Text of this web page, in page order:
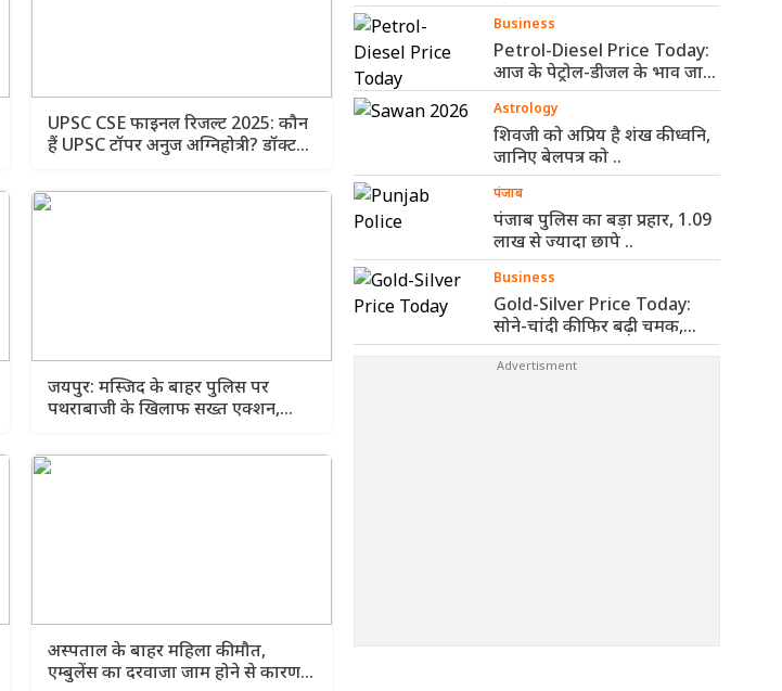
UPSC CSE फाइनल रिजल्ट 2025: कौन
हैं UPSC टॉपर अनुज अग्निहोत्री? डॉक्टर
जयपुर: मस्जिद के बाहर पुलिस पर
पथराबाजी के खिलाफ सख्त एक्शन,
अस्पताल के बाहर महिला की मौत,
एम्बुलेंस का दरवाजा जाम होने से कारण
Business
Petrol-Diesel Price Today:
आज के पेट्रोल-डीजल के भाव जारी,
जानिए ..
Astrology
शिवजी को अप्रिय है शंख की ध्वनि,
जानिए बेलपत्र को ..
पंजाब
पंजाब पुलिस का बड़ा प्रहार, 1.09
लाख से ज्यादा छापे ..
Business
Gold-Silver Price Today:
सोने-चांदी की फिर बढ़ी चमक,
जानिए आज ..